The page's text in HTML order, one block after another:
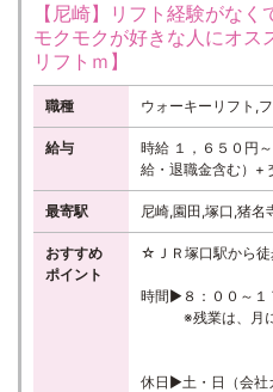
【尼崎】リフト経験がな
モクモクが好きな人にオ
リフトｍ】
職種 ウォーキーリフト,
給与
時給 １，６５０円
給・退職金含む）+
最寄駅 尼崎,園田,塚口,猪名
おすすめ
ポイント
☆ＪＲ塚口駅から徒
時間▶８：００～１
※残業は、月に
休日▶土・日（会社